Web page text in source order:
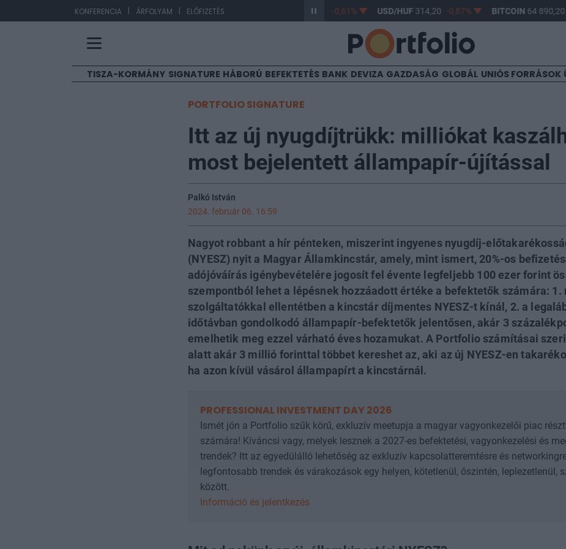
KONFERENCIA | ÁRFOLYAM | ELŐFIZETÉS 363,17 -0,61% USD/HUF314,20 -0,87% BITCOIN64 890,20 -
TISZA-KORMÁNY SIGNATURE HÁBORÚ BEFEKTETÉS BANK DEVIZA GAZDASÁG GLOBÁL UNIÓS FORRÁSOK
PORTFOLIO SIGNATURE
Itt az új nyugdíjtrükk: milliókat
most bejelentett állampapír-újítással
Palkó István
2024. február 06. 16:59
Nagyot robbant a hír pénteken, miszerint ingyenes nyugdíj-
(NYESZ) nyit a Magyar Államkincstár, amely, mint ismert, 20%-os
adójóváírás igénybevételére jogosít fel évente legfeljebb 100 ezer forint
szempontból lehet a lépésnek hozzáadott értéke a befektetők számára: 1.
szolgáltatókkal ellentétben a kincstár díjmentes NYESZ-t kínál, 2. a
időtávban gondolkodó állampapír-befektetők jelentősen, akár 3
emelhetik meg ezzel várható éves hozamukat. A Portfolio számításai
alatt akár 3 millió forinttal többet kereshet az, aki az új NYESZ-en
ha azon kívül vásárol állampapírt a kincstárnál.
PROFESSIONAL INVESTMENT DAY 2026
Ismét jön a Portfolio szűk körű, exkluzív meetupja a magyar vagyonkezelői piac
számára! Kíváncsi vagy, melyek lesznek a 2027-es befektetési, vagyonkezelési és
trendek? Itt az egyedülálló lehetőség az exkluzív kapcsolatteremtésre és
legfontosabb trendek és várakozások egy helyen, kötetlenül, őszintén, leplezetlenül,
között.
Információ és jelentkezés